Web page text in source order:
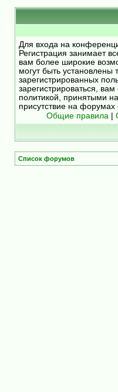
Для входа на
Регистрация занимает
вам более широкие
могут быть установлены
зарегистрированных
зарегистрироваться,
политикой, принятыми
присутствие на форумах
Общие правила
Список форумов